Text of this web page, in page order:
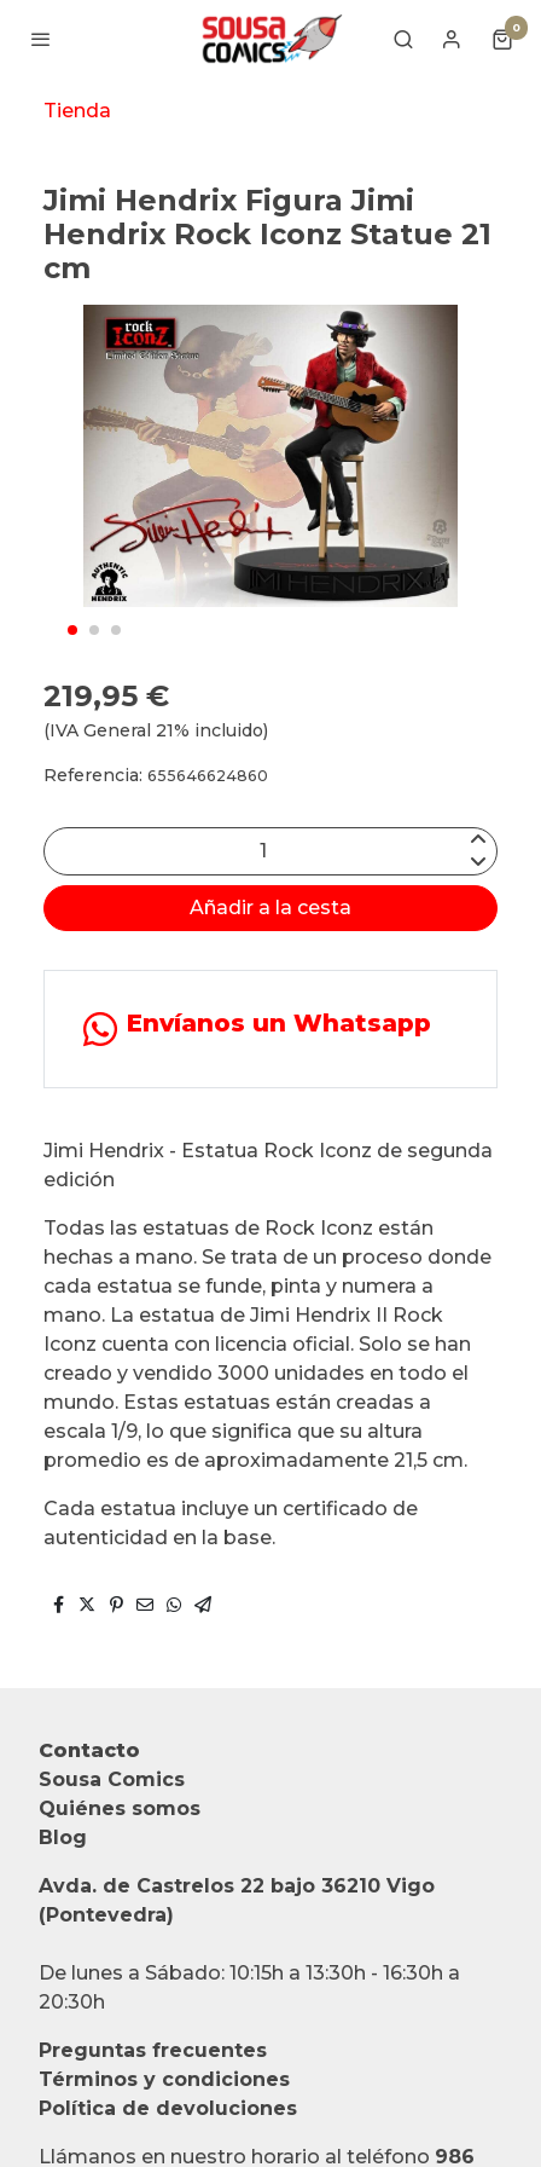
0
Tienda
Jimi Hendrix Figura Jimi
Hendrix Rock Iconz Statue 21
cm
219,95 €
(IVA General 21% incluido)
Referencia: 655646624860
Añadir a la cesta
Envíanos un Whatsapp
Jimi Hendrix - Estatua Rock Iconz de segunda
edición
Todas las estatuas de Rock Iconz están
hechas a mano. Se trata de un proceso donde
cada estatua se funde, pinta y numera a
mano. La estatua de Jimi Hendrix II Rock
Iconz cuenta con licencia oficial. Solo se han
creado y vendido 3000 unidades en todo el
mundo. Estas estatuas están creadas a
escala 1/9, lo que significa que su altura
promedio es de aproximadamente 21,5 cm.
Cada estatua incluye un certificado de
autenticidad en la base.
Contacto
Sousa Comics
Quiénes somos
Blog
Avda. de Castrelos 22 bajo 36210 Vigo
(Pontevedra)
De lunes a Sábado: 10:15h a 13:30h - 16:30h a
20:30h
Preguntas frecuentes
Términos y condiciones
Política de devoluciones
Llámanos en nuestro horario al teléfono 986